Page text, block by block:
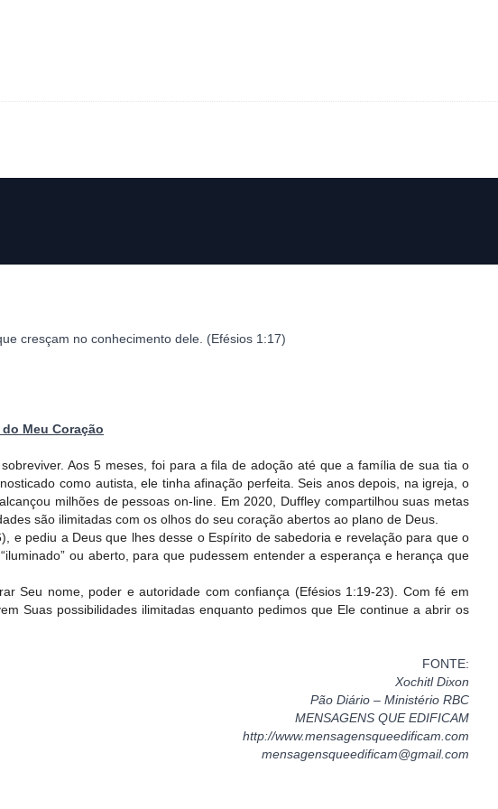
cresçam no conhecimento dele. (Efésios 1:17)
Meu Coração
Aos 5 meses, foi para a fila de adoção até que a família de sua tia o
como autista, ele tinha afinação perfeita. Seis anos depois, na igreja, o
milhões de pessoas on-line. Em 2020, Duffley compartilhou suas metas
são ilimitadas com os olhos do seu coração abertos ao plano de Deus.
e pediu a Deus que lhes desse o Espírito de sabedoria e revelação para que o
ou aberto, para que pudessem entender a esperança e herança que
Seu nome, poder e autoridade com confiança (Efésios 1:19-23). Com fé em
Suas possibilidades ilimitadas enquanto pedimos que Ele continue a abrir os
FONTE:
Xochitl Dixon
Pão Diário – Ministério RBC
MENSAGENS QUE EDIFICAM
http://www.mensagensqueedificam.com
mensagensqueedificam@gmail.com